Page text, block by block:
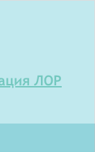
ЛОР